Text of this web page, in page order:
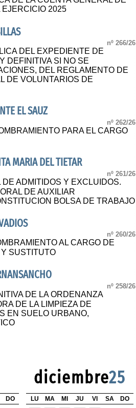
EJERCICIO 2025
nº 266/26
DEL EXPEDIENTE DE
DEFINITIVA SI NO SE
DEL REGLAMENTO DE
DE VOLUNTARIOS DE
EL SAUZ
nº 262/26
PARA EL CARGO
MARIA DEL TIETAR
nº 261/26
DE ADMITIDOS Y EXCLUIDOS.
DE AUXILIAR
BOLSA DE TRABAJO
nº 260/26
AL CARGO DE
SUSTITUTO
nº 258/26
DE LA ORDENANZA
DE LA LIMPIEZA DE
EN SUELO URBANO,
DO
diciembre25
LU MA MI JU VI SA DO